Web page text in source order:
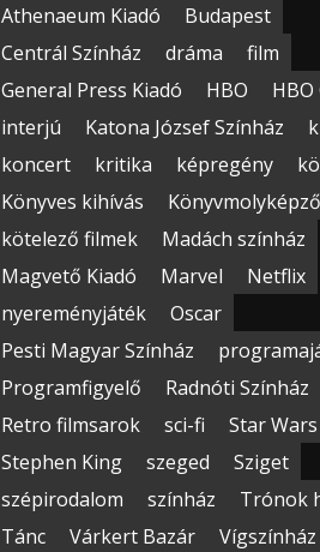
Athenaeum Kiadó
Budapest
Centrál Színház
dráma
film
General Press Kiadó
HBO
HBO
interjú
Katona József Színház
koncert
kritika képregény
Könyves kihívás
kötelező filmek
Madách színház
Magvető Kiadó
Marvel
Netflix
nyereményjáték
Oscar
Pesti Magyar Színház
Programfigyelő
Radnóti Színház
Retro filmsarok
sci-fi
Star Wars
Stephen King
szeged
Sziget
szépirodalom
színház
Trónok
Tánc
Várkert Bazár Vígszínház